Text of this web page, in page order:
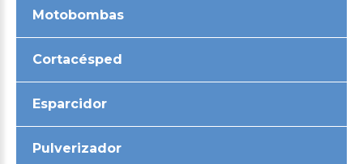
Motobombas
Cortacésped
Esparcidor
Pulverizador